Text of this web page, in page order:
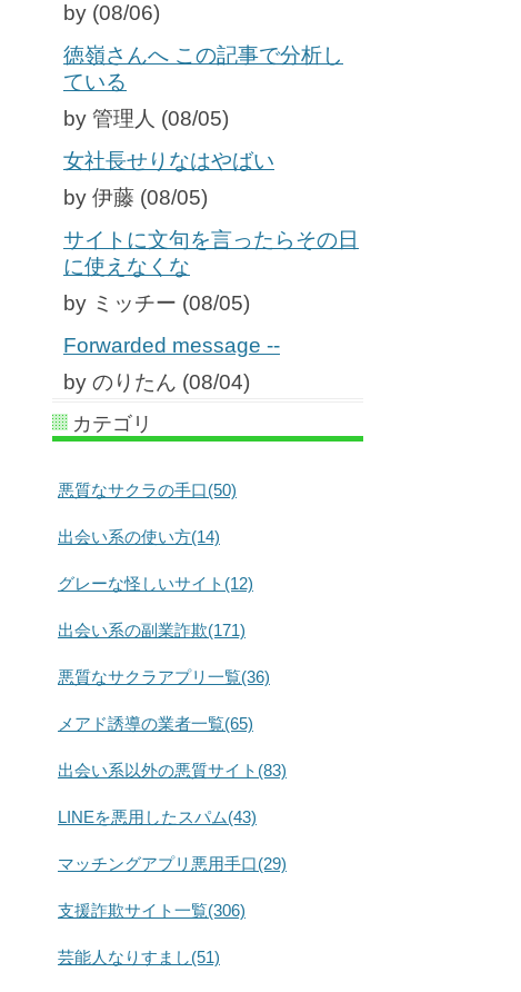
by (08/06)
徳嶺さんへ この記事で分析し
ている
by 管理人 (08/05)
女社長せりなはやばい
by 伊藤 (08/05)
サイトに文句を言ったらその日
に使えなくな
by ミッチー (08/05)
Forwarded message --
by のりたん (08/04)
カテゴリ
悪質なサクラの手口(50)
出会い系の使い方(14)
グレーな怪しいサイト(12)
出会い系の副業詐欺(171)
悪質なサクラアプリ一覧(36)
メアド誘導の業者一覧(65)
出会い系以外の悪質サイト(83)
LINEを悪用したスパム(43)
マッチングアプリ悪用手口(29)
支援詐欺サイト一覧(306)
芸能人なりすまし(51)